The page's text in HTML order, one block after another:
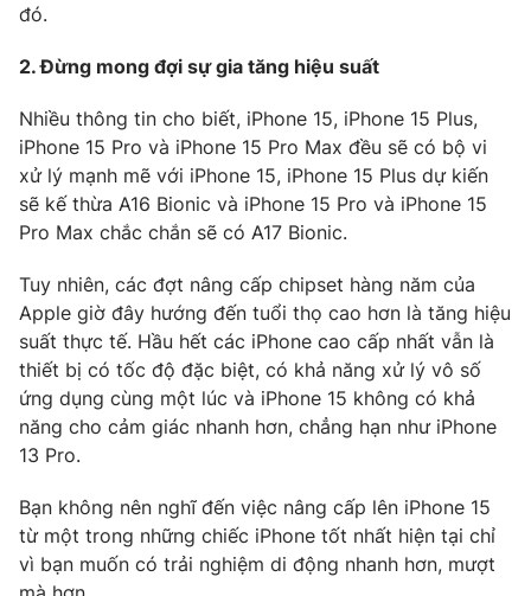
Thị trường 24h
VTV9 VTV8
Liên hệ tòa soạn English
THỜI BÁO VTV
Cơ quan chủ quản:Đài Truyền hình Việt Nam
Cơ quan báo chí: Thời báo VTV
đó.
2. Đừng mong đợi sự gia tăng hiệu suất
Nhiều thông tin cho biết, iPhone 15, iPhone 15 Plus,
iPhone 15 Pro và iPhone 15 Pro Max đều sẽ có bộ vi
xử lý mạnh mẽ với iPhone 15, iPhone 15 Plus dự kiến
sẽ kế thừa A16 Bionic và iPhone 15 Pro và iPhone 15
Pro Max chắc chắn sẽ có A17 Bionic.
Tuy nhiên, các đợt nâng cấp chipset hàng năm của
Apple giờ đây hướng đến tuổi thọ cao hơn là tăng hiệu
suất thực tế. Hầu hết các iPhone cao cấp nhất vẫn là
thiết bị có tốc độ đặc biệt, có khả năng xử lý vô số
ứng dụng cùng một lúc và iPhone 15 không có khả
năng cho cảm giác nhanh hơn, chẳng hạn như iPhone
13 Pro.
Bạn không nên nghĩ đến việc nâng cấp lên iPhone 15
từ một trong những chiếc iPhone tốt nhất hiện tại chỉ
vì bạn muốn có trải nghiệm di động nhanh hơn, mượt